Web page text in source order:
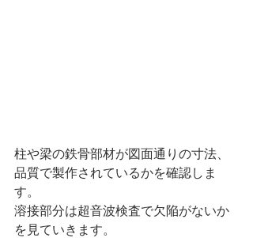
柱や梁の鉄骨部材が図面通りの寸法、
品質で製作されているかを確認しま
す。
溶接部分は超音波検査で欠陥がないか
を見ていきます。